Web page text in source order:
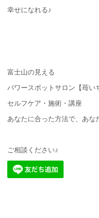
幸せになれる♪
富士山の見える
パワースポットサロン【苺い
セルフケア・施術・講座
あなたに合った方法で、あ
ご相談ください♪